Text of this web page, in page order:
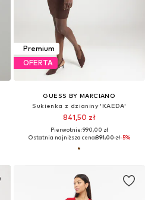
Premium
OFERTA
GUESS BY MARCIANO
Sukienka z dzianiny 'KAEDA'
841,50 zł
Pierwotnie: 990,00 zł
Ostatnia najniższa cena:891,00 zł-5%